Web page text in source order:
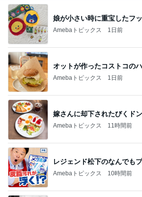
娘が小さい時に重宝したフ
Amebaトピックス 1日前
オットが作ったコストコの
Amebaトピックス 1日前
嫁さんに却下されたびくド
Amebaトピックス 11時間前
レジェンド松下のなんでも
Amebaトピックス 10時間前